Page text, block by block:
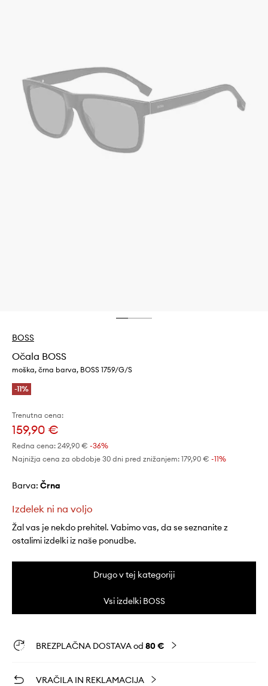
BOSS
Očala BOSS
moška, črna barva, BOSS 1759/G/S
-11%
Trenutna cena:
159,90 €
Redna cena: 249,90 € -36%
Najnižja cena za obdobje 30 dni pred znižanjem: 179,90 € -11%
Barva: črna
Izdelek ni na voljo
Žal vas je nekdo prehitel. Vabimo vas, da se seznanite z
ostalimi izdelki iz naše ponudbe.
Drugo v tej kategoriji
Vsi izdelki BOSS
BREZPLAČNA DOSTAVA od 80 €
VRAČILA IN REKLAMACIJA